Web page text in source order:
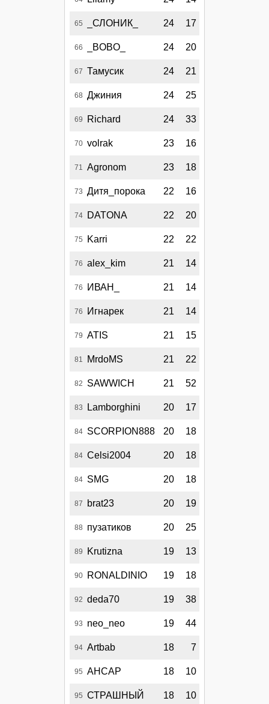
65 _СЛОНИК_ 24 17
66 _BOBO_ 24 20
67 Тамусик 24 21
68 Джиния 24 25
69 Richard 24 33
70 volrak 23 16
71 Agronom 23 18
73 Дитя_порока 22 16
74 DATONA 22 20
75 Karri 22 22
76 alex_kim 21 14
76 ИВАН_ 21 14
76 Игнарек 21 14
79 ATIS 21 15
81 MrdoMS 21 22
82 SAWWICH 21 52
83 Lamborghini 20 17
84 SCORPION888 20 18
84 Celsi2004 20 18
84 SMG 20 18
87 brat23 20 19
88 пузатиков 20 25
89 Krutizna 19 13
90 RONALDINIO 19 18
92 deda70 19 38
93 neo_neo 19 44
94 Artbab 18 7
95 АНСАР 18 10
95 СТРАШНЫЙ 18 10